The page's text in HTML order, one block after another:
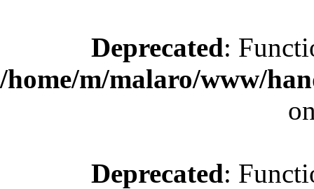
Deprecated:
/home/m/malaro/www/
Deprecated: